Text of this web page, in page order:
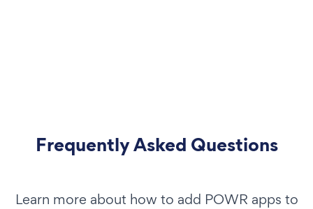
Frequently Asked Questions
Learn more about how to add POWR apps to